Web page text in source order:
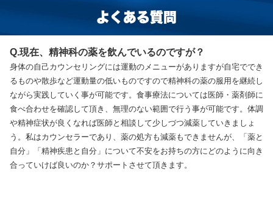
よくある質問
Q.現在、精神科の薬を飲んでいるのですが？
身体の自己カウンセリングには運動のメニューがありますが自宅ででき
るものや散歩など運動量の低いものですので精神科の薬の服用を継続し
ながら実践していく事が可能です。食事療法については医師・薬剤師に
食べ合わせを確認して頂き、無理のない範囲で行う事が可能です。体調
や精神症状が良くなれば医師と相談して少しづつ減薬していきましょ
う。私はカウンセラーであり、薬の処方も減薬もできませんが、「薬と
自分」「精神疾患と自分」について不安をお持ちの方にどのように向き
合っていけば良いのか？サポートさせて頂きます。